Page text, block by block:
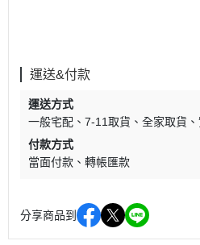
運送&付款
運送方式
一般宅配
7-11取貨 全家取貨
付款方式
當面付款
轉帳匯款
分享商品到